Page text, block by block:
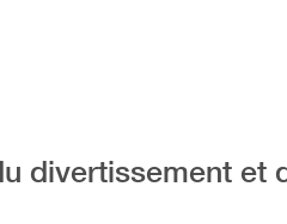
divertissement et